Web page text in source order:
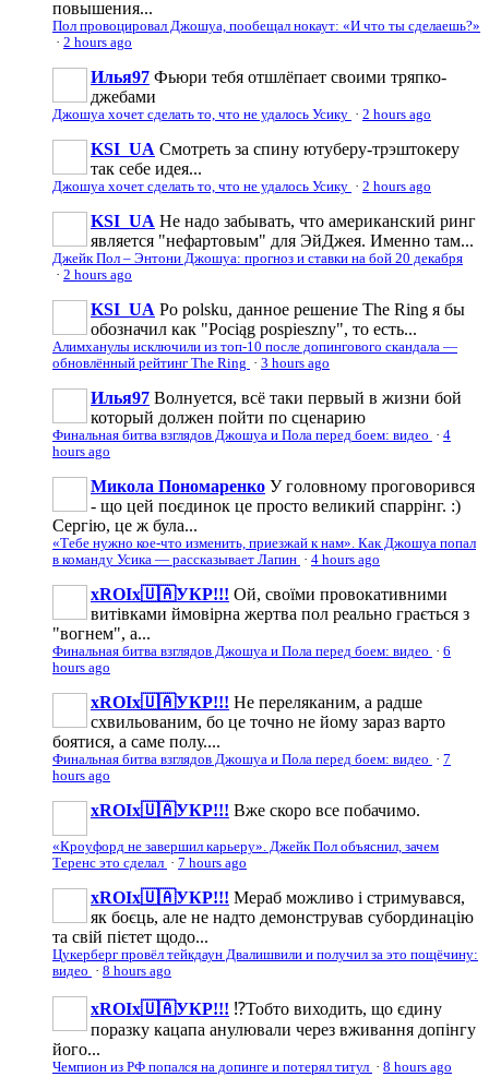
повышения...
Пол провоцировал Джошуа, пообещал нокаут: «И что ты сделаешь?»
· 2 hours ago
Илья97 Фьюри тебя отшлёпает своими тряпко-
джебами
Джошуа хочет сделать то, что не удалось Усику · 2 hours ago
KSI_UA Смотреть за спину ютуберу-трэштокеру
так себе идея...
Джошуа хочет сделать то, что не удалось Усику · 2 hours ago
KSI_UA Не надо забывать, что американский ринг
является "нефартовым" для ЭйДжея. Именно там...
Джейк Пол – Энтони Джошуа: прогноз и ставки на бой 20 декабря
· 2 hours ago
KSI_UA Po polsku, данное решение The Ring я бы
обозначил как "Pociąg pospieszny", то есть...
Алимханулы исключили из топ-10 после допингового скандала —
обновлённый рейтинг The Ring · 3 hours ago
Илья97 Волнуется, всё таки первый в жизни бой
который должен пойти по сценарию
Финальная битва взглядов Джошуа и Пола перед боем: видео · 4
hours ago
Микола Пономаренко У головному проговорився
- що цей поєдинок це просто великий спаррінг. :)
Сергію, це ж була...
«Тебе нужно кое-что изменить, приезжай к нам». Как Джошуа попал
в команду Усика — рассказывает Лапин · 4 hours ago
xROIx🇺🇦УКР!!! Ой, своїми провокативними
витівками ймовірна жертва пол реально грається з
"вогнем", а...
Финальная битва взглядов Джошуа и Пола перед боем: видео · 6
hours ago
xROIx🇺🇦УКР!!! Не переляканим, а радше
схвильованим, бо це точно не йому зараз варто
боятися, а саме полу....
Финальная битва взглядов Джошуа и Пола перед боем: видео · 7
hours ago
xROIx🇺🇦УКР!!! Вже скоро все побачимо.
«Кроуфорд не завершил карьеру». Джейк Пол объяснил, зачем
Теренс это сделал · 7 hours ago
xROIx🇺🇦УКР!!! Мераб можливо і стримувався,
як боєць, але не надто демонстрував субординацію
та свій пієтет щодо...
Цукерберг провёл тейкдаун Двалишвили и получил за это пощёчину:
видео · 8 hours ago
xROIx🇺🇦УКР!!! ⁉️Тобто виходить, що єдину
поразку кацапа анулювали через вживання допінгу
його...
Чемпион из РФ попался на допинге и потерял титул · 8 hours ago